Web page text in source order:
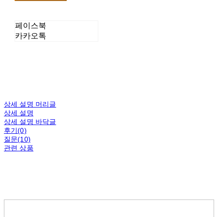
페이스북
카카오톡
상세 설명 머리글
상세 설명
상세 설명 바닥글
후기(0)
질문(10)
관련 상품